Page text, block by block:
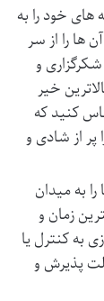
های خود را به
ها را از سر
و
خیر
کنید که
پر از شادی و
به میدان
زمان و
به کنترل یا
پذیرش و